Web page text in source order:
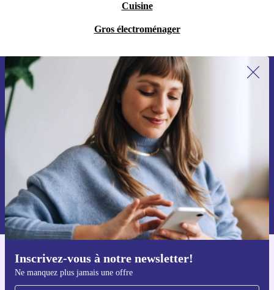
Cuisine
Gros électroménager
Inscrivez-vous à notre newsletter!
Ne manquez plus jamais une offre
Recevoir offres et infos de refurbed
par mail
Ne manquez plus aucune offre.
S'inscrire
Retrouvez les informations sur l'utilisation des données personnelles
dans notre
politique de confidentialité.
Téléchargez l'application refurbed
Pour iOS et Android